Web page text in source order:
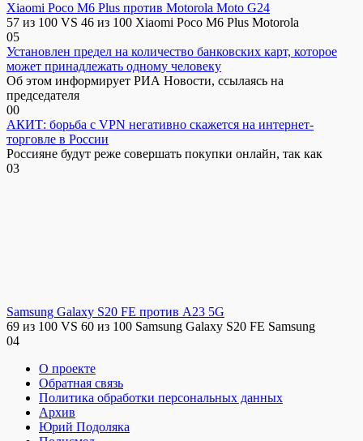
Xiaomi Poco M6 Plus против Motorola Moto G24
57 из 100 VS 46 из 100 Xiaomi Poco M6 Plus Motorola
05
Установлен предел на количество банковских карт, которое
может принадлежать одному человеку
Об этом информирует РИА Новости, ссылаясь на
председателя
00
АКИТ: борьба с VPN негативно скажется на интернет-
торговле в России
Россияне будут реже совершать покупки онлайн, так как
03
Samsung Galaxy S20 FE против A23 5G
69 из 100 VS 60 из 100 Samsung Galaxy S20 FE Samsung
04
О проекте
Обратная связь
Политика обработки персональных данных
Архив
Юрий Подоляка